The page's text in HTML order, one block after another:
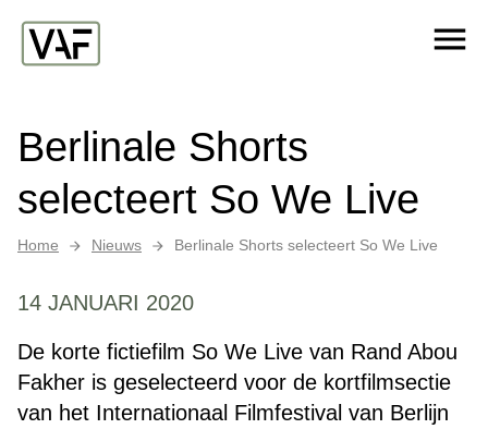
Berlinale Shorts
selecteert So We Live
Home Nieuws Berlinale Shorts selecteert So We Live
14 JANUARI 2020
De korte fictiefilm So We Live van Rand Abou
Fakher is geselecteerd voor de kortfilmsectie
van het Internationaal Filmfestival van Berlijn